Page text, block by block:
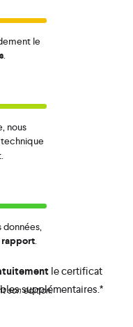
le
.
nous
technique
rapport.
le certificat
supplémentaires.*
son édition.